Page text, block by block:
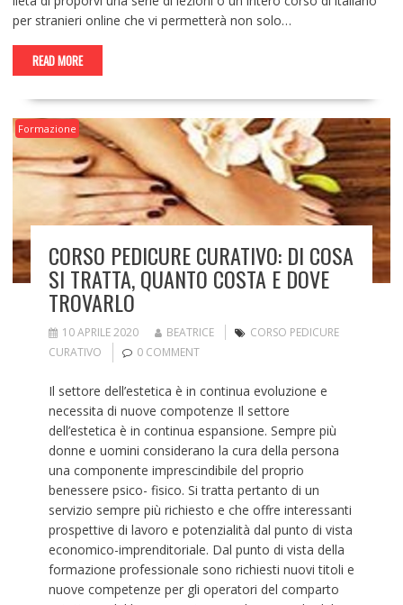
per stranieri online che vi permetterà non solo…
READ MORE
Formazione
CORSO PEDICURE CURATIVO: DI COSA
SI TRATTA, QUANTO COSTA E DOVE
TROVARLO
10 APRILE 2020 BEATRICE
CORSO PEDICURE
CURATIVO
0 COMMENT
Il settore dell’estetica è in continua evoluzione e
necessita di nuove compotenze Il settore
dell’estetica è in continua espansione. Sempre più
donne e uomini considerano la cura della persona
una componente imprescindibile del proprio
benessere psico- fisico. Si tratta pertanto di un
servizio sempre più richiesto e che offre interessanti
prospettive di lavoro e potenzialità dal punto di vista
economico-imprenditoriale. Dal punto di vista della
formazione professionale sono richiesti nuovi titoli e
nuove competenze per gli operatori del comparto